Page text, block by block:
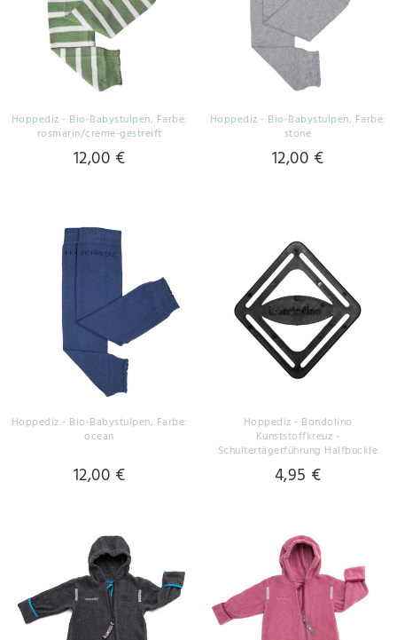
Hoppediz - Bio-Babystulpen, Farbe:
rosmarin/creme-gestreift
12,00 €
Hoppediz - Bio-Babystulpen, Farbe:
stone
12,00 €
Hoppediz - Bio-Babystulpen, Farbe:
ocean
12,00 €
Hoppediz - Bondolino
Kunststoffkreuz -
Schultertägerführung Halfbuckle
4,95 €